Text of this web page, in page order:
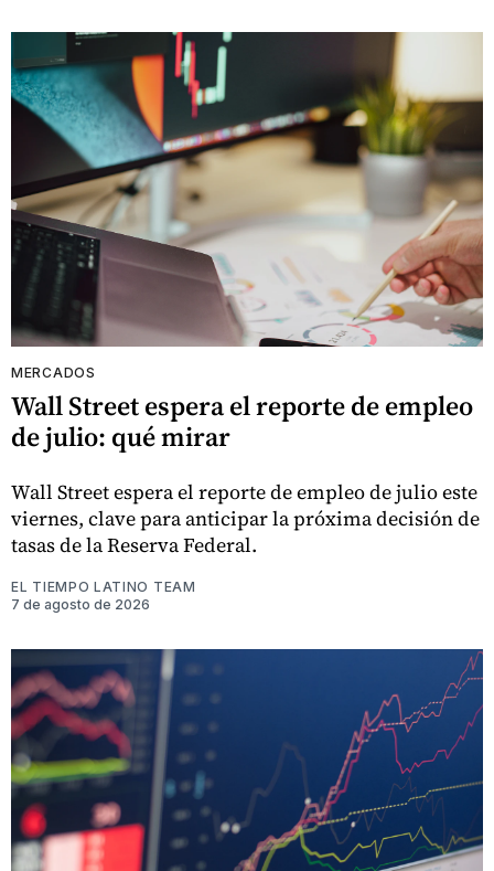
MERCADOS
Wall Street espera el reporte de empleo
de julio: qué mirar
Wall Street espera el reporte de empleo de julio este
viernes, clave para anticipar la próxima decisión de
tasas de la Reserva Federal.
EL TIEMPO LATINO TEAM
7 de agosto de 2026